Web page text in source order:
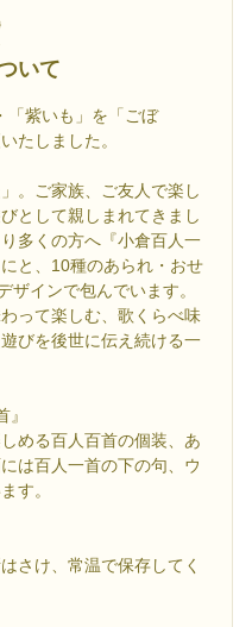
いて
「紫いも」を「ごぼ
たしました。
。ご家族、ご友人で楽し
として親しまれてきまし
多くの方へ『小倉百人一
と、10種のあられ・おせ
ザインで包んでいます。
って楽しむ、歌くらべ味
びを後世に伝え続ける一
める百人百首の個装、あ
は百人一首の下の句、ウ
す。
さけ、常温で保存してく